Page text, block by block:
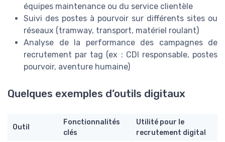
équipes maintenance ou du service clientèle
Suivi des postes à pourvoir sur différents sites ou
réseaux (tramway, transport, matériel roulant)
Analyse de la performance des campagnes de
recrutement par tag (ex : CDI responsable, postes
pourvoir, aventure humaine)
Quelques exemples d’outils digitaux
Outil
Fonctionnalités
clés
Utilité pour le
recrutement digital